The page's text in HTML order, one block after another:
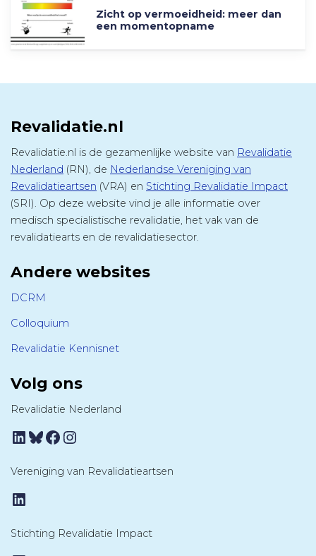
Zicht op vermoeidheid: meer dan
een momentopname
Revalidatie.nl
Revalidatie.nl is de gezamenlijke website van Revalidatie
Nederland (RN), de Nederlandse Vereniging van
Revalidatieartsen (VRA) en Stichting Revalidatie Impact
(SRI). Op deze website vind je alle informatie over
medisch specialistische revalidatie, het vak van de
revalidatiearts en de revalidatiesector.
Andere websites
DCRM
Colloquium
Revalidatie Kennisnet
Volg ons
Revalidatie Nederland
LinkedIn
Bluesky
Facebook
Instagram
Vereniging van Revalidatieartsen
LinkedIn
Stichting Revalidatie Impact